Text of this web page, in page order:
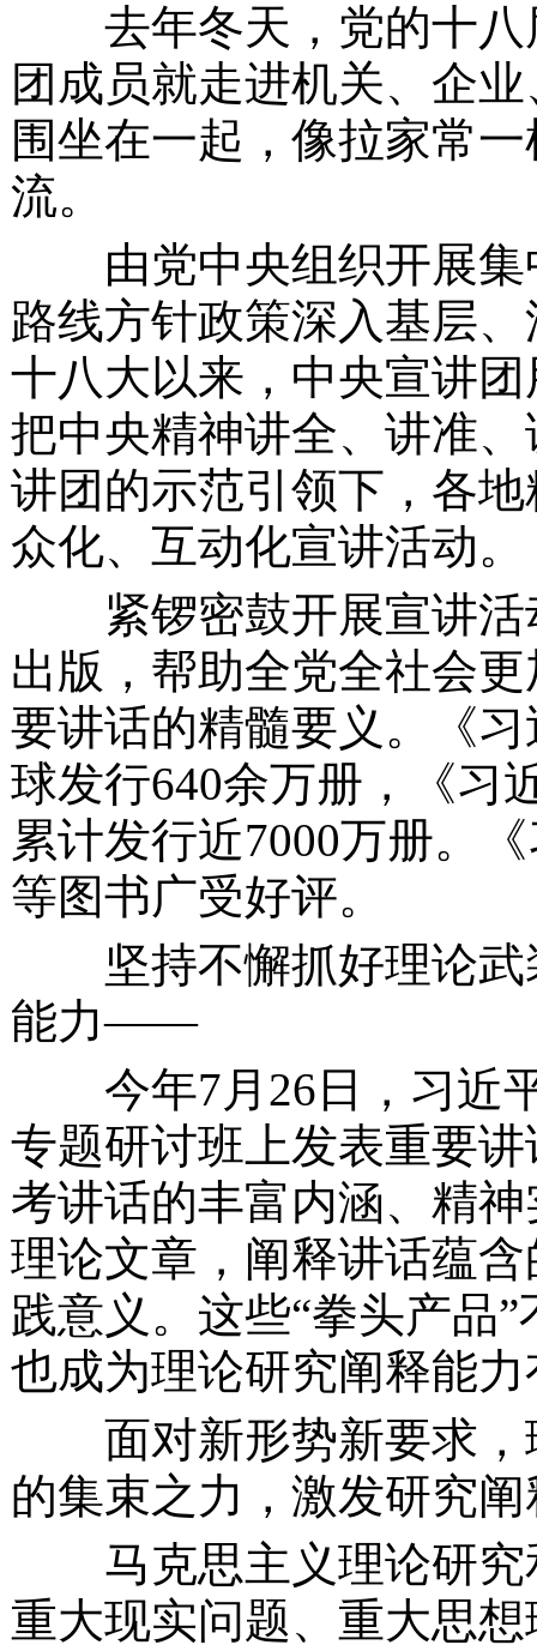
去年冬天，党的十八
团成员就走进机关、企
围坐在一起，像拉家常
流。
由党中央组织开展集
路线方针政策深入基层
十八大以来，中央宣讲团
把中央精神讲全、讲准
讲团的示范引领下，各
众化、互动化宣讲活动。
紧锣密鼓开展宣讲活
出版，帮助全党全社会
要讲话的精髓要义。《
球发行640余万册，《习
累计发行近7000万册。
等图书广受好评。
坚持不懈抓好理论武
能力——
今年7月26日，习近
专题研讨班上发表重要
考讲话的丰富内涵、精
理论文章，阐释讲话蕴
践意义。这些“拳头产品
也成为理论研究阐释能
面对新形势新要求，
的集束之力，激发研究
马克思主义理论研究
重大现实问题、重大思